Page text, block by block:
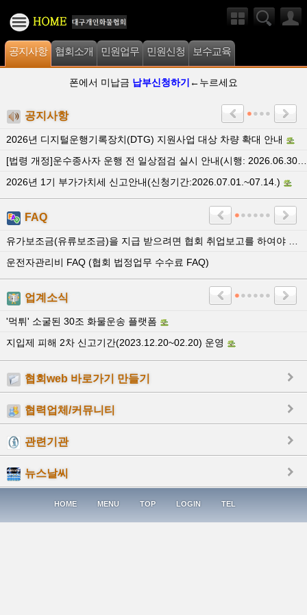
공지사항 협회소개 민원업무 민원신청 보수교육
폰에서 미납금 납부신청하기 ←누르세요
공지사항
2026년 디지털운행기록장치(DTG) 지원사업 대상 차량 확대 안내
[법령 개정]운수종사자 운행 전 일상점검 실시 안내(시행: 2026.06.30.)
2026년 1기 부가가치세 신고안내(신청기간:2026.07.01.~07.14.)
FAQ
유가보조금(유류보조금)을 지급 받으려면 협회 취업보고를 하여야 하는지
운전자관리비 FAQ (협회 법정업무 수수료 FAQ)
업계소식
'먹튀' 소굴된 30조 화물운송 플랫폼
지입제 피해 2차 신고기간(2023.12.20~02.20) 운영
협회web 바로가기 만들기
협력업체/커뮤니티
관련기관
뉴스날씨
HOME MENU TOP LOGIN TEL